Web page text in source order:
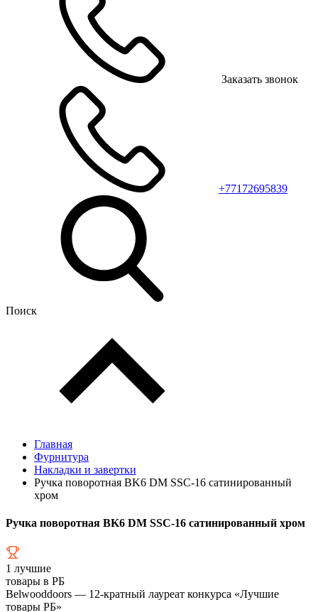
Заказать звонок
+77172695839
Поиск
Главная
Фурнитура
Накладки и завертки
Ручка поворотная BK6 DM SSC-16 сатинированный
хром
Ручка поворотная BK6 DM SSC-16 сатинированный хром
1 лучшие
товары в РБ
Belwooddoors — 12-кратный лауреат конкурса «Лучшие
товары РБ»